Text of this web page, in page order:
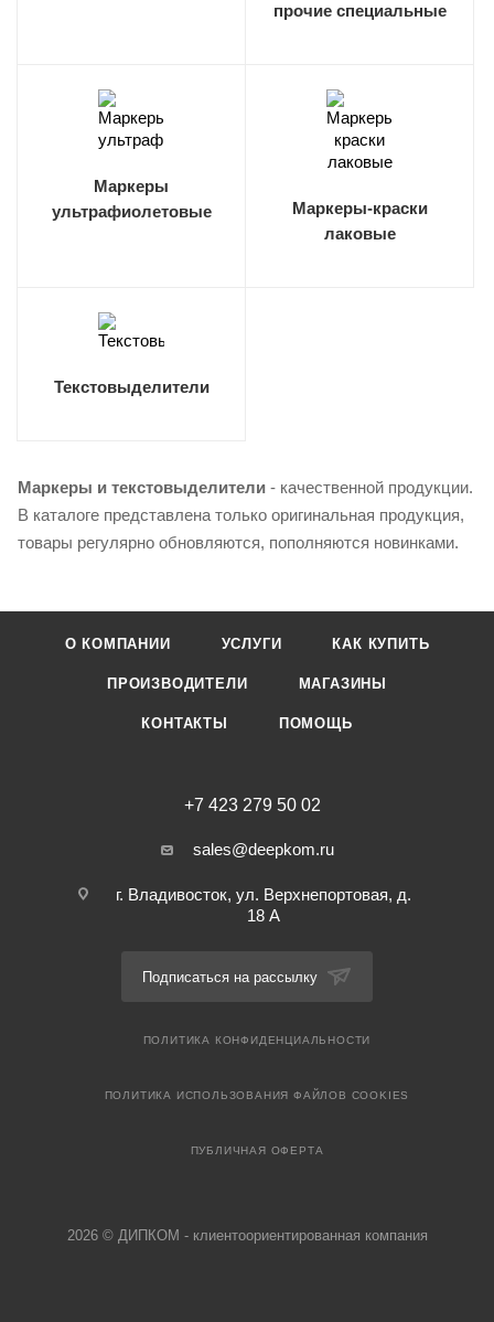
прочие специальные
Маркеры
ультрафиолетовые
Маркеры-краски
лаковые
Текстовыделители
Маркеры и текстовыделители - качественной продукции.
В каталоге представлена только оригинальная продукция,
товары регулярно обновляются, пополняются новинками.
О КОМПАНИИ УСЛУГИ КАК КУПИТЬ
ПРОИЗВОДИТЕЛИ МАГАЗИНЫ
КОНТАКТЫ ПОМОЩЬ
+7 423 279 50 02
sales@deepkom.ru
г. Владивосток, ул. Верхнепортовая, д.
18 А
Подписаться на рассылку
ПОЛИТИКА КОНФИДЕНЦИАЛЬНОСТИ
ПОЛИТИКА ИСПОЛЬЗОВАНИЯ ФАЙЛОВ COOKIES
ПУБЛИЧНАЯ ОФЕРТА
2026 © ДИПКОМ - клиентоориентированная компания